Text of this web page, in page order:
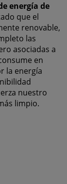
energía de
que el
renovable,
las
asociadas a
en
la energía
nuestro
limpio.